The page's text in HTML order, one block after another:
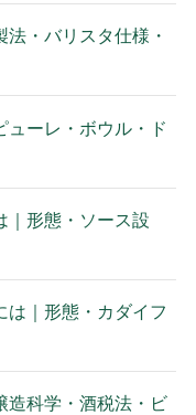
・バリスタ仕様・
ューレ・ボウル・ド
｜形態・ソース設
は｜形態・カダイフ
造科学・酒税法・ビ